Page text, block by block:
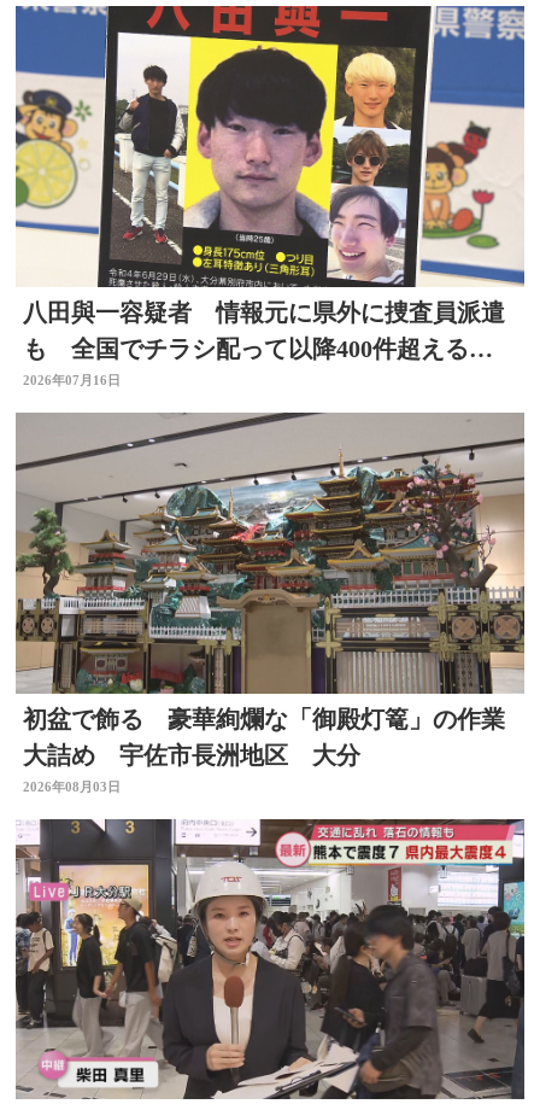
八田與一容疑者 情報元に県外に捜査員派遣
も 全国でチラシ配って以降400件超える情
報 大分
2026年07月16日
初盆で飾る 豪華絢爛な「御殿灯篭」の作業
大詰め 宇佐市長洲地区 大分
2026年08月03日